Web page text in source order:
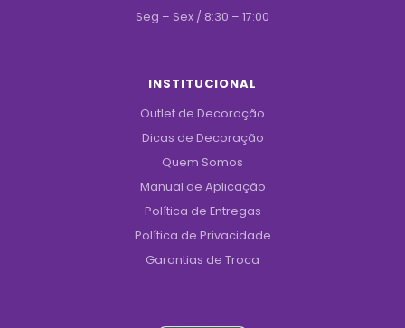
Seg – Sex / 8:30 – 17:00
INSTITUCIONAL
Outlet de Decoração
Dicas de Decoração
Quem Somos
Manual de Aplicação
Política de Entregas
Política de Privacidade
Garantias de Troca